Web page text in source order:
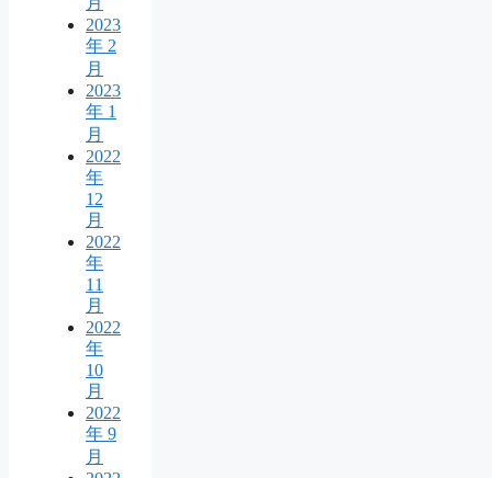
2023
年 2
月
2023
年 1
月
2022
年
12
月
2022
年
11
月
2022
年
10
月
2022
年 9
月